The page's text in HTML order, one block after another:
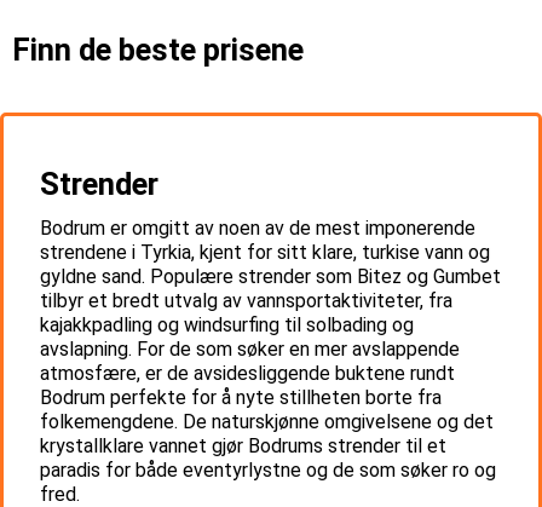
Finn de beste prisene
Strender
Bodrum er omgitt av noen av de mest imponerende
strendene i Tyrkia, kjent for sitt klare, turkise vann og
gyldne sand. Populære strender som Bitez og Gumbet
tilbyr et bredt utvalg av vannsportaktiviteter, fra
kajakkpadling og windsurfing til solbading og
avslapning. For de som søker en mer avslappende
atmosfære, er de avsidesliggende buktene rundt
Bodrum perfekte for å nyte stillheten borte fra
folkemengdene. De naturskjønne omgivelsene og det
krystallklare vannet gjør Bodrums strender til et
paradis for både eventyrlystne og de som søker ro og
fred.